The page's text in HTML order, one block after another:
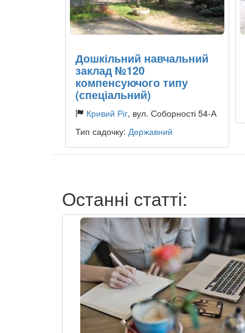
Дошкільний навчальний
заклад №120
компенсуючого типу
(спеціальний)
Кривий Ріг, вул. Соборності 54-А
Тип садочку: Державний
Останні статті: